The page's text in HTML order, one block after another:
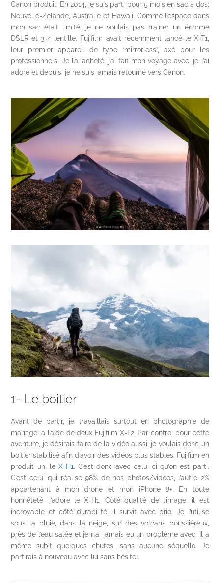
Canon produit. En 2014, je suis parti pour 5 mois en sac à dos;
Nouvelle-Zélande, Australie et Hawaii. Comme l’espace dans
mon sac était limité, je ne voulais pas trainer un énorme
DSLR et 3-4 lentille. Fujifilm avait récemment lancé le X-T1,
leur premier appareil de type “mirrorless”, axé pour les
professionnels. Je l’ai acheté, j’ai fait mon voyage avec, je l’ai
adoré et depuis, je ne suis jamais retourné vers Canon.
1- Le boitier
Avant de partir, je travaillais surtout en photographie de
mariage, à l’aide de deux Fujifilm X-T2. Par contre, pour cette
aventure, je désirais faire de la vidéo aussi, je voulais donc un
boitier stabilisé afin d’avoir des vidéos plus stables. Fujifilm en
produit un, le X-H1. C’est donc avec celui-ci qu’on est parti.
C’est celui qui réalise 98% de nos photos/vidéos, l’autre 2%
appartenant à mon drone et mon iPhone 8+. En toute
honnêteté, j’adore le X-H1. Côté qualité de l’image, il est
incroyable et côté durabilité, il survit avec brio. Je l’utilise
sous la pluie, dans la neige, sur des volcans poussiéreux,
près de l’eau salée et je n’ai jamais eu un problème avec. Il a
même subit quelques chutes, sans aucune séquelle. Je
partirais à nouveau avec lui sans hésiter.